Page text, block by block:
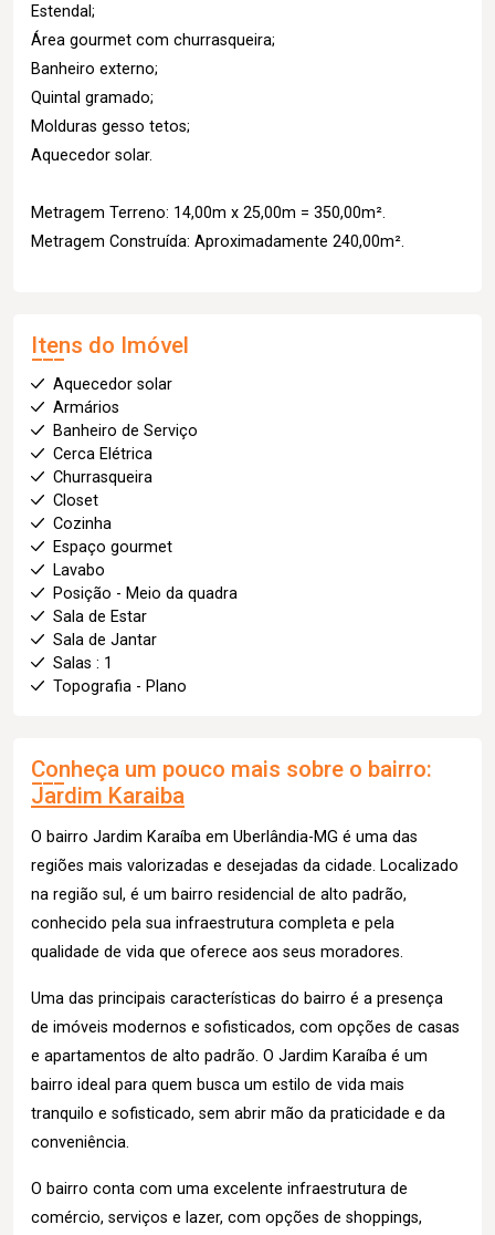
Estendal;
Área gourmet com churrasqueira;
Banheiro externo;
Quintal gramado;
Molduras gesso tetos;
Aquecedor solar.
Metragem Terreno: 14,00m x 25,00m = 350,00m².
Metragem Construída: Aproximadamente 240,00m².
Itens do Imóvel
Aquecedor solar
Armários
Banheiro de Serviço
Cerca Elétrica
Churrasqueira
Closet
Cozinha
Espaço gourmet
Lavabo
Posição - Meio da quadra
Sala de Estar
Sala de Jantar
Salas : 1
Topografia - Plano
Conheça um pouco mais sobre o bairro:
Jardim Karaiba
O bairro Jardim Karaíba em Uberlândia-MG é uma das
regiões mais valorizadas e desejadas da cidade. Localizado
na região sul, é um bairro residencial de alto padrão,
conhecido pela sua infraestrutura completa e pela
qualidade de vida que oferece aos seus moradores.
Uma das principais características do bairro é a presença
de imóveis modernos e sofisticados, com opções de casas
e apartamentos de alto padrão. O Jardim Karaíba é um
bairro ideal para quem busca um estilo de vida mais
tranquilo e sofisticado, sem abrir mão da praticidade e da
conveniência.
O bairro conta com uma excelente infraestrutura de
comércio, serviços e lazer, com opções de shoppings,